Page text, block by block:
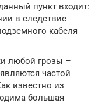
пункт входит:
в следствие
кабеля
любой грозы –
частой
известно из
большая